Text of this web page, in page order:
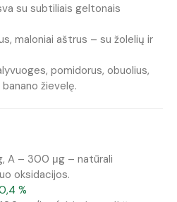
su subtiliais geltonais
maloniai aštrus – su žolelių ir
pomidorus, obuolius,
žievelę.
A – 300 μg – natūrali
oksidacijos.
%